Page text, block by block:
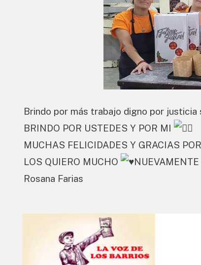
Brindo por más trabajo digno por
BRINDO POR USTEDES Y POR MI
MUCHAS FELICIDADES Y GRACIAS
LOS QUIERO MUCHO
Rosana Farias